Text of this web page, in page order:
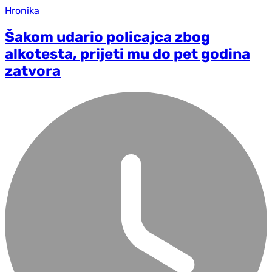
Hronika
Šakom udario policajca zbog
alkotesta, prijeti mu do pet godina
zatvora